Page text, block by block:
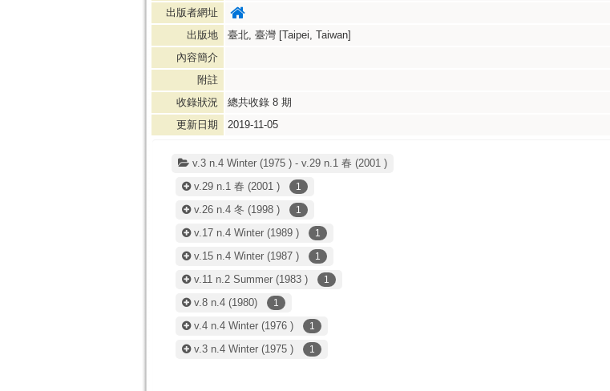
出版者網址
出版地
臺北, 臺灣 [Taipei, Taiwan]
內容簡介
附註
收錄狀況
總共收錄 8期
更新日期
2019-11-05
v.3 n.4 Winter (1975 ) - v.29 n.1 春 (2001 )
v.29 n.1 春 (2001 ) 1
v.26 n.4 冬 (1998 ) 1
v.17 n.4 Winter(1989 ) 1
v.15 n.4 Winter(1987 ) 1
v.11 n.2 Summer(1983 ) 1
v.8 n.4(1980) 1
v.4 n.4 Winter(1976 ) 1
v.3 n.4 Winter(1975 ) 1